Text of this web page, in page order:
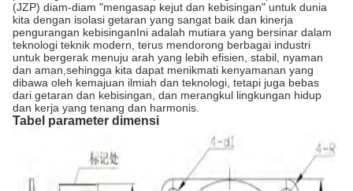
(JZP) diam-diam "mengasap kejut dan kebisingan" untuk dunia
kita dengan isolasi getaran yang sangat baik dan kinerja
pengurangan kebisinganIni adalah mutiara yang bersinar dalam
teknologi teknik modern, terus mendorong berbagai industri
untuk bergerak menuju arah yang lebih efisien, stabil, nyaman
dan aman,sehingga kita dapat menikmati kenyamanan yang
dibawa oleh kemajuan ilmiah dan teknologi, tetapi juga bebas
dari getaran dan kebisingan, dan merangkul lingkungan hidup
dan kerja yang tenang dan harmonis.
Tabel parameter dimensi